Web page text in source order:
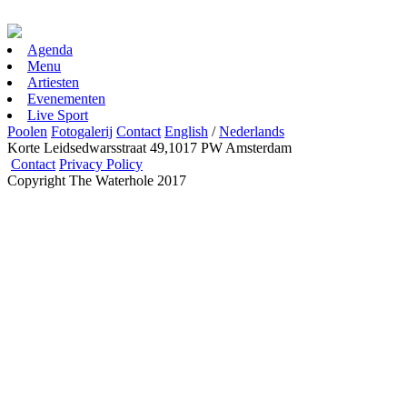
Agenda
Menu
Artiesten
Evenementen
Live Sport
Poolen Fotogalerij Contact English /Nederlands
Korte Leidsedwarsstraat 49,1017 PW Amsterdam
Contact Privacy Policy
Copyright The Waterhole 2017